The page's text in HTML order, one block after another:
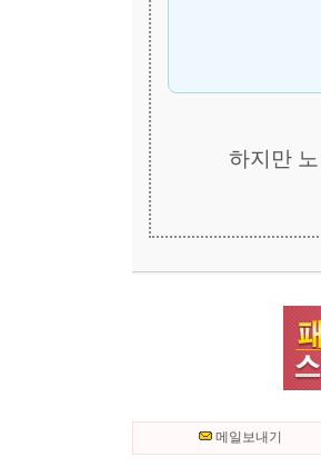
하지만
메일보내기